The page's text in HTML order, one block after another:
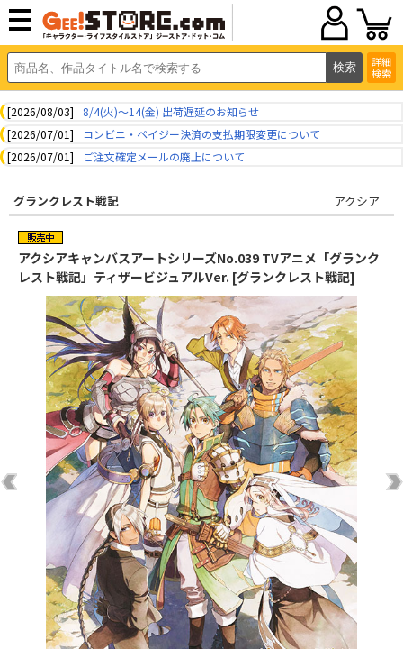
詳細
検索
[2026/08/03]
8/4(火)～14(金) 出荷遅延のお知らせ
[2026/07/01]
コンビニ・ペイジー決済の支払期限変更について
[2026/07/01]
ご注文確定メールの廃止について
グランクレスト戦記 アクシア
アクシアキャンバスアートシリーズNo.039 TVアニメ「グランク
レスト戦記」ティザービジュアルVer. [グランクレスト戦記]